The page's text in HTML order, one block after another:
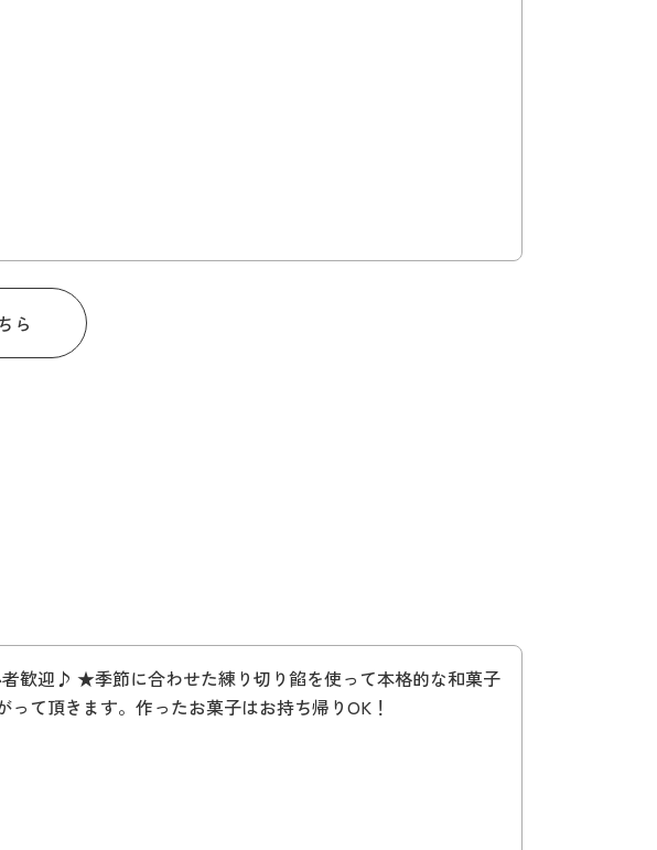
ら
歓迎♪ ★季節に合わせた練り切り餡を使って本格的な和菓子
て頂きます。作ったお菓子はお持ち帰りOK！